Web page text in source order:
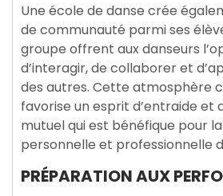
Une école de danse crée
de communauté parmi ses
groupe offrent aux danseurs
d’interagir, de collaborer et
des autres. Cette atmosphère
favorise un esprit d’entraide et
mutuel qui est bénéfique pour
personnelle et professionnelle
PRÉPARATION AUX